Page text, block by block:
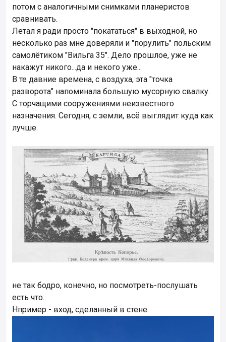
потом с аналогичными снимками планеристов
сравнивать.
Летал я ради просто "покататься" в выходной, но
несколько раз мне доверяли и "порулить" польским
самолётиком "Вильга 35". Дело прошлое, уже не
накажут никого...да и некого уже...
В те давние времена, с воздуха, эта "точка
разворота" напоминала большую мусорную свалку.
С торчащими сооружениями неизвестного
назначения. Сегодня, с земли, всё выглядит куда как
лучше.
не так бодро, конечно, но посмотреть-послушать
есть что.
Нпример - вход, сделанный в стене.